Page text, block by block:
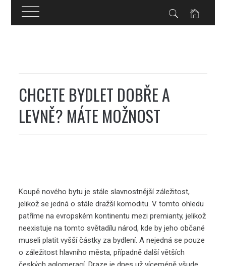
CHCETE BYDLET DOBŘE A
LEVNĚ? MÁTE MOŽNOST
Koupě nového bytu je stále slavnostnější záležitost,
jelikož se jedná o stále dražší komoditu. V tomto ohledu
patříme na evropském kontinentu mezi premianty, jelikož
neexistuje na tomto světadílu národ, kde by jeho občané
museli platit vyšší částky za bydlení. A nejedná se pouze
o záležitost hlavního města, případně další větších